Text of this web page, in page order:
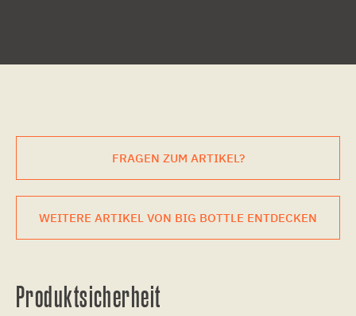
FRAGEN ZUM ARTIKEL?
WEITERE ARTIKEL VON BIG BOTTLE ENTDECKEN
Produktsicherheit